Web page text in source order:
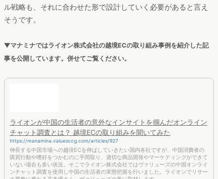
ル戦略も、それに合わせた形で設計していく必要があると言え
そうです。
▼マナミナではライオン株式会社の越境ECの取り組み事例を紹介した記
事を公開しています。併せてご覧ください。
ライオンが中国の生活者の意外なインサイトを掴んだオンライン
チャット調査とは？ 越境ECの取り組みを聞いてみた
https://manamina.valuesccg.com/articles/927
伸長する中国市場への越境ECを伸ばしていきたい国内各社ですが、中国消費者の
購買行動や嗜好をつかむのに手間取り、適切な商品開発やマーケティングができて
いない場合も多い状況。そこでライオン株式会社ではヴァリューズの中国オンライ
ンチャット調査を使用し中国の生活者の実態把握を行いました。ライオンでリサー